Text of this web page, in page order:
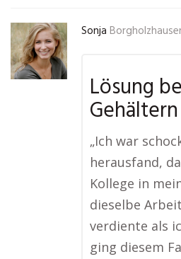
Sonja
Lösung
Gehältern
„Ich war
herausfand,
Kollege in
dieselbe
verdiente als
ging diesem